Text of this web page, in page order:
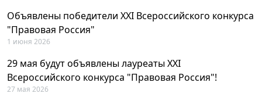
Объявлены победители XXI Всероссийского конкурса
"Правовая Россия"
1 июня 2026
29 мая будут объявлены лауреаты XXI
Всероссийского конкурса "Правовая Россия"!
27 мая 2026